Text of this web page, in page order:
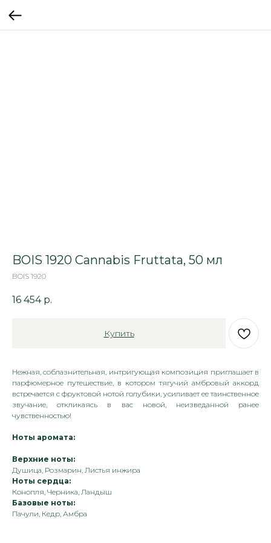
BOIS 1920 Cannabis Fruttata, 50 мл
BOIS 1920
16 454 р.
Купить
Нежная, соблазнительная, интригующая композиция приглашает в
парфюмерное путешествие, в котором тягучий амбровый аккорд
встречается с фруктовой нотой голубики, усиливает ее таинственное
звучание, откликаясь в вас новой, неизведанной ранее
чувственностью!
Ноты аромата:
Верхние ноты:
Душица, Розмарин, Листья инжира
Ноты сердца:
Конопля, Черника, Ландыш
Базовые ноты:
Пачули, Кедр, Амбра